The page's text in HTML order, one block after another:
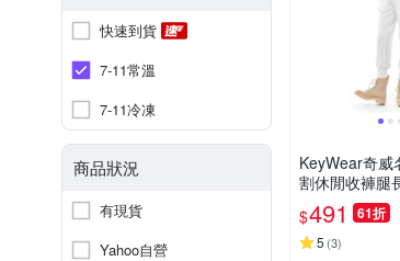
快速到貨
7-11常溫
7-11冷凍
商品狀況
有現貨
Yahoo自營
KeyWear奇威
割休閒收褲腿
白色
$491 61折
5 (3)